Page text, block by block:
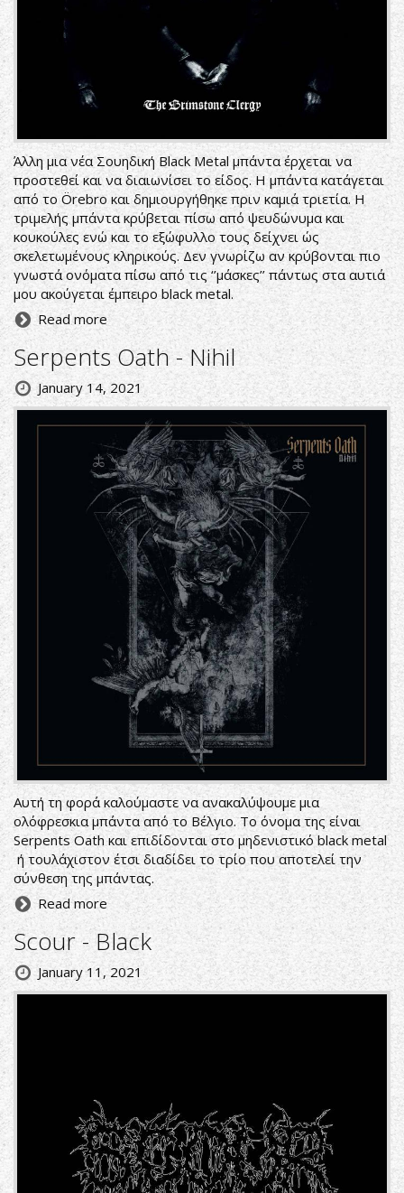
Άλλη μια νέα Σουηδική Black Metal μπάντα έρχεται να
προστεθεί και να διαιωνίσει το είδος. Η μπάντα κατάγεται
από το Örebro και δημιουργήθηκε πριν καμιά τριετία. Η
τριμελής μπάντα κρύβεται πίσω από ψευδώνυμα και
κουκούλες ενώ και το εξώφυλλο τους δείχνει ώς
σκελετωμένους κληρικούς. Δεν γνωρίζω αν κρύβονται πιο
γνωστά ονόματα πίσω από τις ‘’μάσκες’’ πάντως στα αυτιά
μου ακούγεται έμπειρο black metal.
Read more
Serpents Oath - Nihil
January 14, 2021
Αυτή τη φορά καλούμαστε να ανακαλύψουμε μια
ολόφρεσκια μπάντα από το Βέλγιο. Το όνομα της είναι
Serpents Oath και επιδίδονται στο μηδενιστικό black metal
ή τουλάχιστον έτσι διαδίδει το τρίο που αποτελεί την
σύνθεση της μπάντας.
Read more
Scour - Black
January 11, 2021